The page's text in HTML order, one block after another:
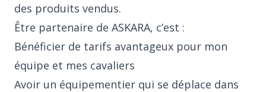
des produits vendus.
Être partenaire de ASKARA, c’est :
Bénéficier de tarifs avantageux pour mon
équipe et mes cavaliers
Avoir un équipementier qui se déplace dans